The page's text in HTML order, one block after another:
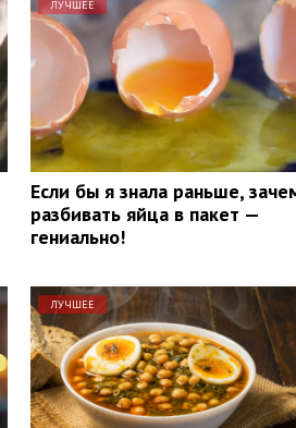
ЛУЧШЕЕ
Если бы я знала раньше,
разбивать яйца в пакет —
гениально!
ЛУЧШЕЕ